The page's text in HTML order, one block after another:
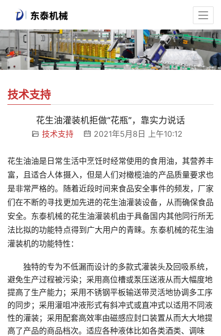
技术支持
花生油灌装机拒做“花瓶”，靠实力说话
技术支持 2021年5月8日 上午10:12
花生油油是日常生活中烹饪时经常使用的食用油，其营养丰
富，且适合人体摄入，但是人们对橄榄油的产品质量要求也
是非常严格的。随着近段时间来食品安全事件的频发，厂家
们在不断的寻找更加先进的花生油灌装设备，从而确保食品
安全。东泰机械的花生油灌装机由于具备国内其他同行所无
法比拟的功能特点得到广大用户的青睐。东泰机械的花生油
灌装机的功能特性：
独特的专为不低漏而设计的多款式灌装头及回吸系统，
避免生产过程被污染；采用高位槽或泵压送液从而大幅度地
提高了生产能力；采用不锈钢平板输送带灵活地协调多工序
的同步；采用灌咀冲液形式有斜冲式或直冲式以适用不同液
性的灌装；采用配套高效率由磁感应封口装置从而大大地提
高了产品的商品档次。适应各种液体比如各类酒类、调味